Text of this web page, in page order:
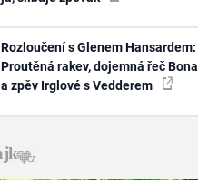
Rozloučení s Glenem Hansardem:
Proutěná rakev, dojemná řeč Bona
a zpěv Irglové s Vedderem